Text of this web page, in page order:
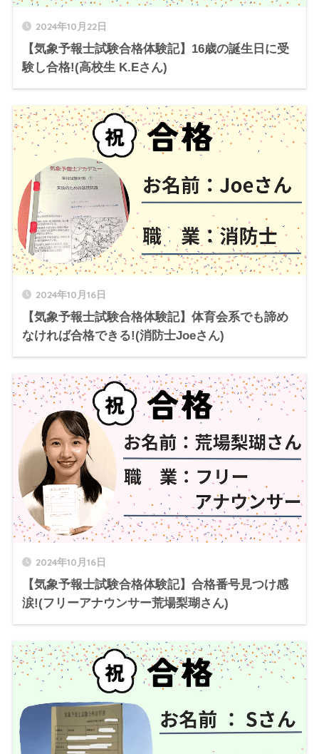
2024年10月22日
【気象予報士試験合格体験記】16歳の誕生日に受
験し合格!(高校生 K.Eさん)
2024年10月16日
【気象予報士試験合格体験記】体育会系でも諦め
なければ合格できる!(消防士Joeさん)
2024年10月16日
【気象予報士試験合格体験記】合格番号見つけ感
涙!(フリーアナウンサー荒場梨瑚さん)